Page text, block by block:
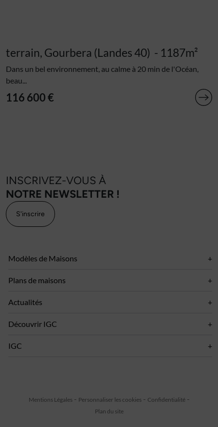
terrain, Gourbera (Landes 40) - 1187m²
Dans un bel environnement, au calme à 20 min de l'Océan,
beau...
116 600 €
INSCRIVEZ-VOUS À
NOTRE NEWSLETTER !
S'inscrire
Modèles de Maisons
Plans de maisons
Actualités
Découvrir IGC
IGC
Mentions Légales Personnaliser les cookies
Confidentialité
Plan du site